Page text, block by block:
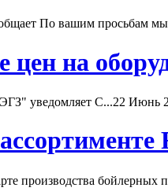
По вашим просьбам
на
уведомляет С...22 Июнь
производства бойлерных